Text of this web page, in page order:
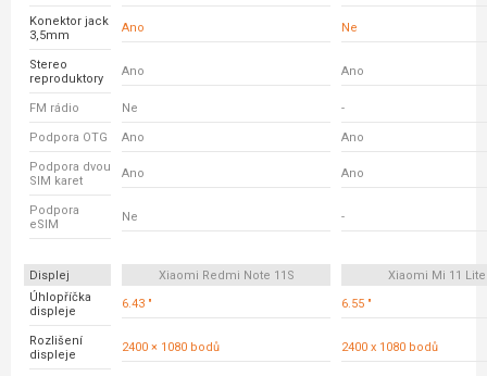
Konektor jack
3,5mm
Ano Ne
Stereo
reproduktory
Ano Ano
FM rádio Ne -
Podpora OTG Ano Ano
Podpora dvou
SIM karet
Ano Ano
Podpora
eSIM
Ne -
Displej Xiaomi Redmi Note 11S
Xiaomi Mi 11 Lite
Úhlopříčka
displeje
6.43 " 6.55 "
Rozlišení
displeje
2400 × 1080 bodů 2400 x 1080 bodů